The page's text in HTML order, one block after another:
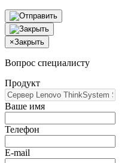
×Закрыть
Вопрос специалисту
Продукт
Ваше имя
Телефон
E-mail